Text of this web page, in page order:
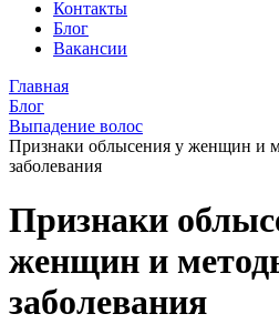
Контакты
Блог
Вакансии
Главная
Блог
Выпадение волос
Признаки облысения у женщин и
заболевания
Признаки
женщин и
заболевания